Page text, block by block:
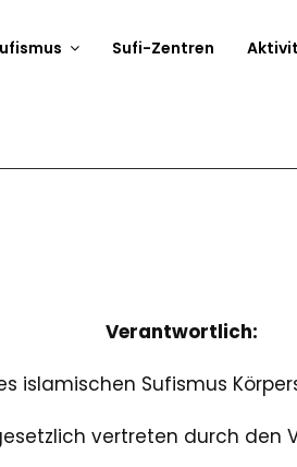
Sufi-Zentren
Verantwortlich:
islamischen Sufismus
vertreten durch den